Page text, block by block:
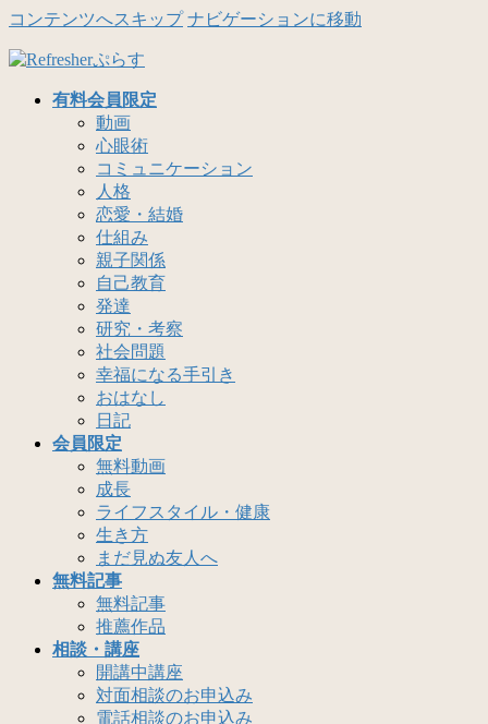
コンテンツへスキップ ナビゲーションに移動
有料会員限定
動画
心眼術
コミュニケーション
人格
恋愛・結婚
仕組み
親子関係
自己教育
発達
研究・考察
社会問題
幸福になる手引き
おはなし
日記
会員限定
無料動画
成長
ライフスタイル・健康
生き方
まだ見ぬ友人へ
無料記事
無料記事
推薦作品
相談・講座
開講中講座
対面相談のお申込み
電話相談のお申込み